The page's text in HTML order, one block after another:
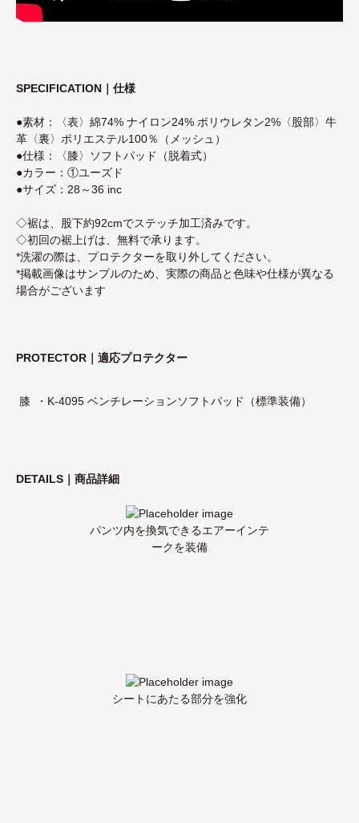
SPECIFICATION｜仕様
●素材：〈表〉綿74% ナイロン24% ポリウレタン2%〈股部〉牛
革〈裏〉ポリエステル100％（メッシュ）
●仕様：〈膝〉ソフトパッド（脱着式）
●カラー：①ユーズド
●サイズ：28～36 inc
◇裾は、股下約92cmでステッチ加工済みです。
◇初回の裾上げは、無料で承ります。
*洗濯の際は、プロテクターを取り外してください。
*掲載画像はサンプルのため、実際の商品と色味や仕様が異なる
場合がございます
PROTECTOR｜適応プロテクター
膝 ・K-4095 ベンチレーションソフトパッド（標準装備）
DETAILS｜商品詳細
パンツ内を換気できるエアーインテ
ークを装備
シートにあたる部分を強化